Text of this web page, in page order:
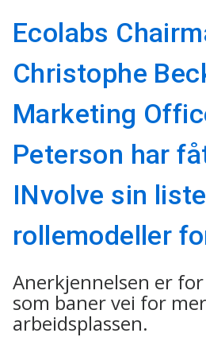
Ecolabs
Christophe
Marketing
Peterson har
INvolve sin
rollemodeller
Anerkjennelsen er
som baner vei for
arbeidsplassen.